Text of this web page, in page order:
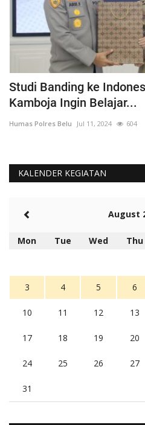
Studi Banding ke
Kamboja Ingin Belajar...
Humas Polres Belu Jul 11, 2024 604
KALENDER KEGIATAN
August
Mon Tue Wed Thu
3 4 5 6
10 11 12 13
17 18 19 20
24 25 26 27
31